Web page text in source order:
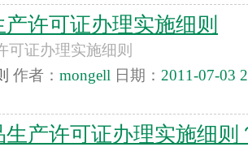
许可证办理实施细则
可证办理实施细则
作者： mongell 日期： 2011-07-03
生产许可证办理实施细则